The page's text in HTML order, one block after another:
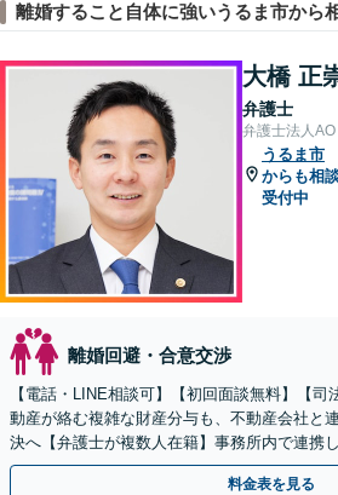
離婚すること自体に強いうるま市から
大橋 正
弁護士
弁護士法人AO
うるま市
からも相
受付中
離婚回避・合意交渉
【電話・LINE相談可】【初回面談無料】【司
動産が絡む複雑な財産分与も、不動産会社と
決へ【弁護士が複数人在籍】事務所内で連携
間面談可】【子連れ相談可】【虎ノ門駅1分】
料金表を見る